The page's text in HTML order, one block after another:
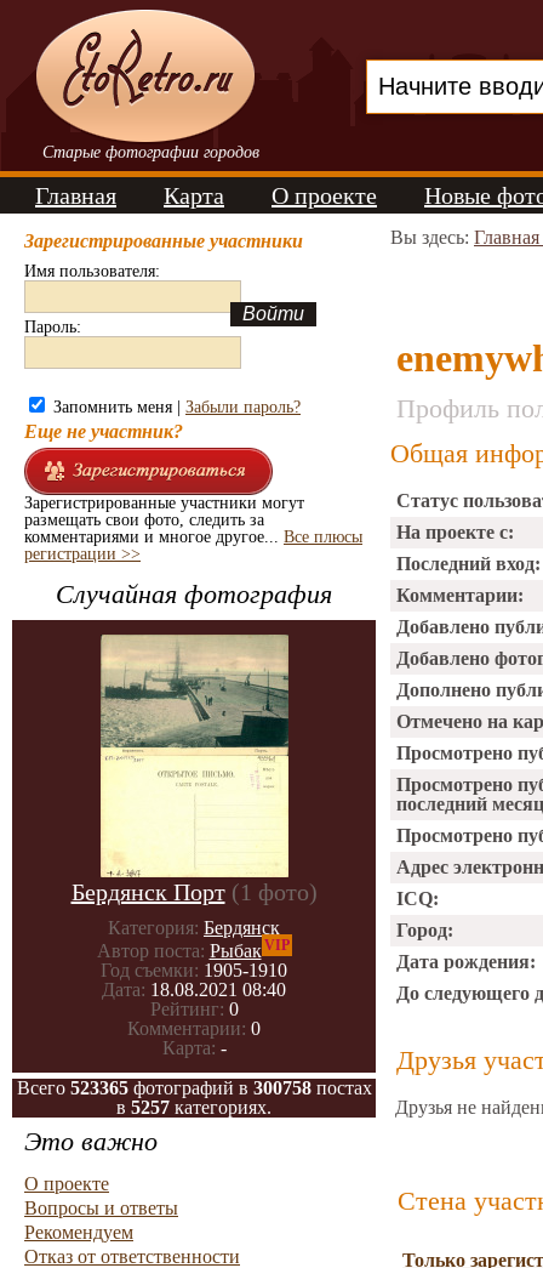
Старые фотографии городов
Главная Карта О проекте Новые
Зарегистрированные участники
Имя пользователя:
Пароль:
Запомнить меня | Забыли пароль?
Еще не участник?
Зарегистрированные участники могут
размещать свои фото, следить за
комментариями и многое другое... Все плюсы
регистрации >>
Случайная фотография
Бердянск Порт (1 фото)
Категория: Бердянск
Автор поста: РыбакVIP
Год съемки: 1905-1910
Дата: 18.08.2021 08:40
Рейтинг: 0
Комментарии: 0
Карта: -
Всего 523365фотографий в 300758постах
в 5257 категориях.
Это важно
О проекте
Вопросы и ответы
Рекомендуем
Отказ от ответственности
Вы здесь:
Профиль
Общая
Статус
На проекте с:
Последний вход:
Комментарии:
Добавлено
Добавлено
Дополнено
Отмечено на
Просмотрено
Просмотрено
последний
Просмотрено
Адрес
ICQ:
Город:
Дата рождения:
До следующего
Друзья
Друзья не
Стена
Только